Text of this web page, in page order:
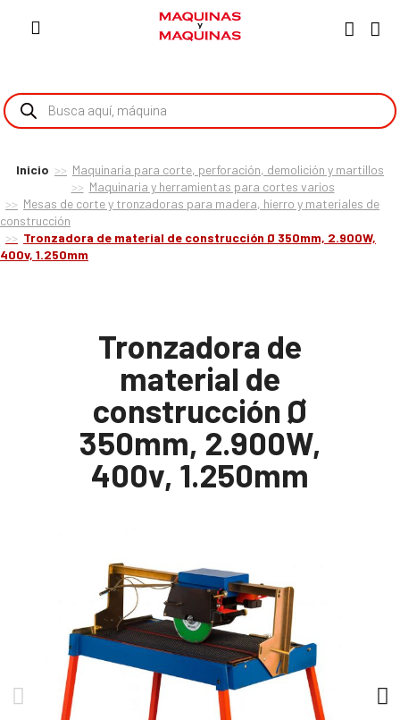
Inicio
Maquinaria para corte, perforación, demolición y martillos
Maquinaria y herramientas para cortes varios
Mesas de corte y tronzadoras para madera, hierro y materiales de
construcción
Tronzadora de material de construcción Ø 350mm, 2.900W,
400v, 1.250mm
Tronzadora de
material de
construcción Ø
350mm, 2.900W,
400v, 1.250mm